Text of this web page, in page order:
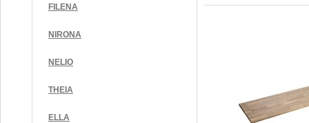
FILENA
NIRONA
NELIO
THEIA
ELLA